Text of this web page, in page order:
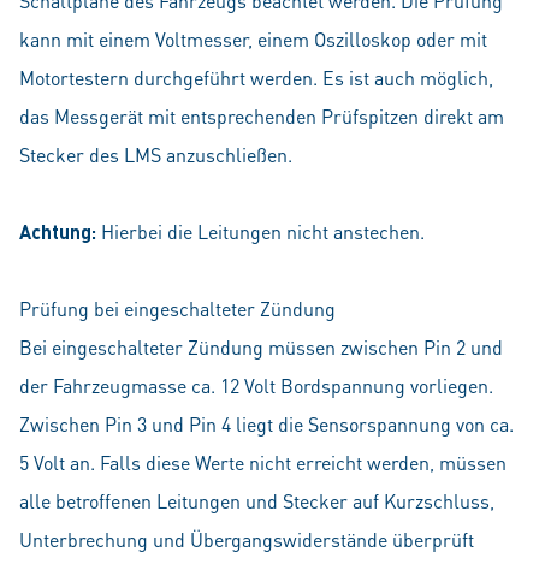
kann mit einem Voltmesser, einem Oszilloskop oder mit
Motortestern durchgeführt werden. Es ist auch möglich,
das Messgerät mit entsprechenden Prüfspitzen direkt am
Stecker des LMS anzuschließen.
Achtung: Hierbei die Leitungen nicht anstechen.
Prüfung bei eingeschalteter Zündung
Bei eingeschalteter Zündung müssen zwischen Pin 2 und
der Fahrzeugmasse ca. 12 Volt Bordspannung vorliegen.
Zwischen Pin 3 und Pin 4 liegt die Sensorspannung von ca.
5 Volt an. Falls diese Werte nicht erreicht werden, müssen
alle betroffenen Leitungen und Stecker auf Kurzschluss,
Unterbrechung und Übergangswiderstände überprüft